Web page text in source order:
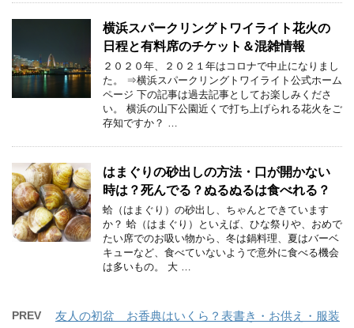
横浜スパークリングトワイライト花火の
日程と有料席のチケット＆混雑情報
２０２０年、２０２１年はコロナで中止になりまし
た。 ⇒横浜スパークリングトワイライト公式ホーム
ページ 下の記事は過去記事としてお楽しみくださ
い。 横浜の山下公園近くで打ち上げられる花火をご
存知ですか？ …
はまぐりの砂出しの方法・口が開かない
時は？死んでる？ぬるぬるは食べれる？
蛤（はまぐり）の砂出し、ちゃんとできています
か？ 蛤（はまぐり）といえば、ひな祭りや、おめで
たい席でのお吸い物から、冬は鍋料理、夏はバーベ
キューなど、食べていないようで意外に食べる機会
は多いもの。 大 …
PREV
友人の初盆 お香典はいくら？表書き・お供え・服装